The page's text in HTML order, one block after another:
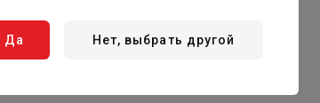
с большим количеством фильтров.
Да Нет, выбрать другой